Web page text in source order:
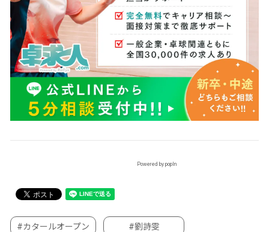
Powered by popIn
#カタールオープン #劉詩雯